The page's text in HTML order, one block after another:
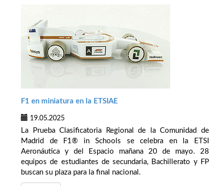
F1 en miniatura en la ETSIAE
19.05.2025
La Prueba Clasificatoria Regional de la Comunidad de
Madrid de F1® in Schools se celebra en la ETSI
Aeronáutica y del Espacio mañana 20 de mayo. 28
equipos de estudiantes de secundaria, Bachillerato y FP
buscan su plaza para la final nacional.